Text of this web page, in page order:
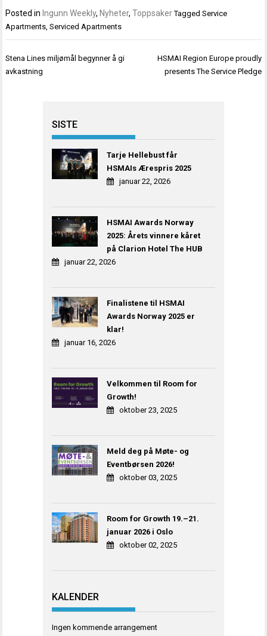
Posted in Ingunn Weekly, Nyheter,Toppsaker TaggedService
Apartments,Serviced Apartments
Innleggsnavigasjon
Stena Lines miljømål begynner å gi
avkastning
HSMAI Region Europe proudly
presents The Service Pledge
SISTE
Tarje Hellebust får
HSMAIs Ærespris 2025
januar 22, 2026
HSMAI Awards Norway
2025: Årets vinnere kåret
på Clarion Hotel The HUB
januar 22, 2026
Finalistene til HSMAI
Awards Norway 2025 er
klar!
januar 16, 2026
Velkommen til Room for
Growth!
oktober 23, 2025
Meld deg på Møte- og
Eventbørsen 2026!
oktober 03, 2025
Room for Growth 19.–21.
januar 2026 i Oslo
oktober 02, 2025
KALENDER
Ingen kommende arrangement